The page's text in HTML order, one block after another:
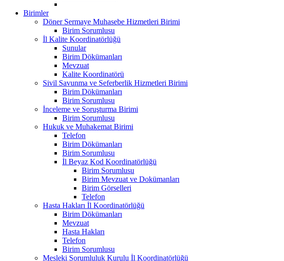
Birimler
Döner Sermaye Muhasebe Hizmetleri Birimi
Birim Sorumlusu
İl Kalite Koordinatörlüğü
Sunular
Birim Dökümanları
Mevzuat
Kalite Koordinatörü
Sivil Savunma ve Seferberlik Hizmetleri Birimi
Birim Dökümanları
Birim Sorumlusu
İnceleme ve Soruşturma Birimi
Birim Sorumlusu
Hukuk ve Muhakemat Birimi
Telefon
Birim Dökümanları
Birim Sorumlusu
İl Beyaz Kod Koordinatörlüğü
Birim Sorumlusu
Birim Mevzuat ve Dokümanları
Birim Görselleri
Telefon
Hasta Hakları İl Koordinatörlüğü
Birim Dökümanları
Mevzuat
Hasta Hakları
Telefon
Birim Sorumlusu
Mesleki Sorumluluk Kurulu İl Koordinatörlüğü